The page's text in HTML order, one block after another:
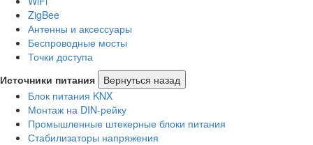
ZigBee
Антенны и аксессуары
Беспроводные мосты
Точки доступа
Источники питания
Вернуться назад
Блок питания KNX
Монтаж на DIN-рейку
Промышленные штекерные блоки питания
Стабилизаторы напряжения